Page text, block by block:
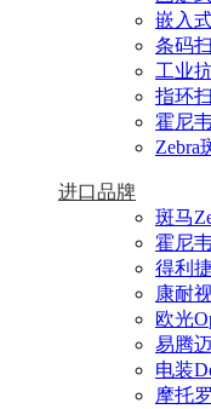
嵌入
条码
工业
指环
霍尼
Zebra
进口品牌
斑马
霍尼
得利
康耐
欧光
易腾
电装
摩托